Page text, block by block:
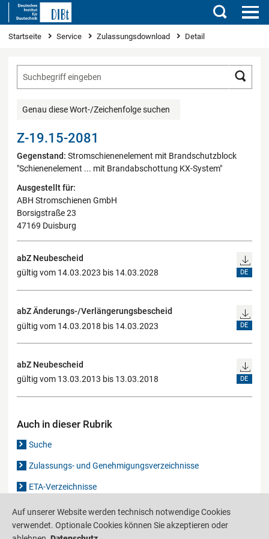
Suchen
Sie sind hier
Startseite Service Zulassungsdownload Detail
Genau diese Wort-/Zeichenfolge suchen
Z-19.15-2081
Gegenstand: Stromschienenelement mit Brandschutzblock
"Schienenelement ... mit Brandabschottung KX-System"
Ausgestellt für:
ABH Stromschienen GmbH
Borsigstraße 23
47169 Duisburg
abZ Neubescheid
gültig vom 14.03.2023 bis 14.03.2028
DE
abZ Änderungs-/Verlängerungsbescheid
gültig vom 14.03.2018 bis 14.03.2023
DE
abZ Neubescheid
gültig vom 13.03.2013 bis 13.03.2018
DE
Auch in dieser Rubrik
Suche
Zulassungs- und Genehmigungsverzeichnisse
ETA-Verzeichnisse
Gutachten-Verzeichnis
Auf unserer Website werden technisch notwendige Cookies
verwendet. Optionale Cookies können Sie akzeptieren oder